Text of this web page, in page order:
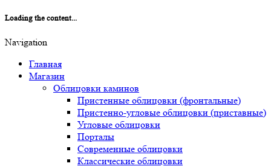
Loading the content...
Navigation
Главная
Магазин
Облицовки каминов
Пристенные облицовки (фронтальные)
Пристенно-угловые облицовки (приставные)
Угловые облицовки
Порталы
Современные облицовки
Классические облицовки